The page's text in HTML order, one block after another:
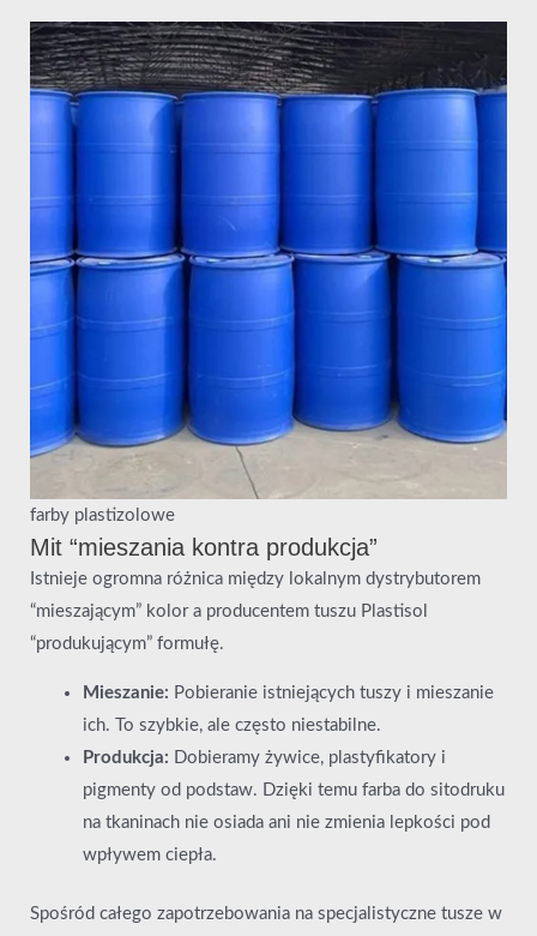
farby plastizolowe
Mit “mieszania kontra produkcja”
Istnieje ogromna różnica między lokalnym dystrybutorem
“mieszającym” kolor a producentem tuszu Plastisol
“produkującym” formułę.
Mieszanie: Pobieranie istniejących tuszy i mieszanie
ich. To szybkie, ale często niestabilne.
Produkcja: Dobieramy żywice, plastyfikatory i
pigmenty od podstaw. Dzięki temu farba do sitodruku
na tkaninach nie osiada ani nie zmienia lepkości pod
wpływem ciepła.
Spośród całego zapotrzebowania na specjalistyczne tusze w